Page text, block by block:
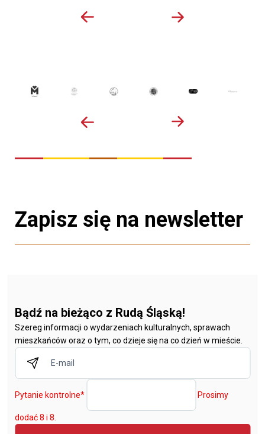
Zapisz się na newsletter
Bądź na bieżąco z Rudą Śląską!
Szereg informacji o wydarzeniach kulturalnych, sprawach
mieszkańców oraz o tym, co dzieje się na co dzień w mieście.
Pytanie kontrolne* Prosimy
dodać 8 i 8.